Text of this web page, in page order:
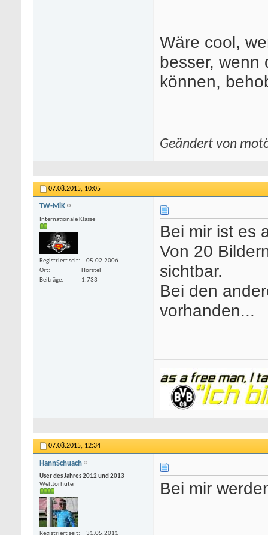
Wäre cool,
besser, wenn
können,
Geändert von
07.08.2015, 10:05
TW-MiK
Internationale Klasse
Registriert seit
05.02.2006
Ort
Hörstel
Beiträge
1.733
Bei mir ist es
Von 20
sichtbar.
Bei den
vorhanden...
07.08.2015, 12:34
HannSchuach
User des Jahres 2012 und 2013
Welttorhüter
Registriert seit 31.05.2011
Bei mir